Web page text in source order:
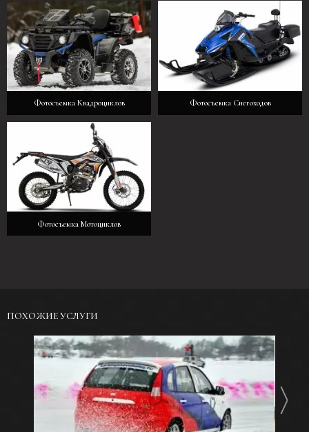
Фотосъемка Квадроциклов Фотосъемка Снегоходов
Фотосъемка Мотоциклов
ПОХОЖИЕ УСЛУГИ